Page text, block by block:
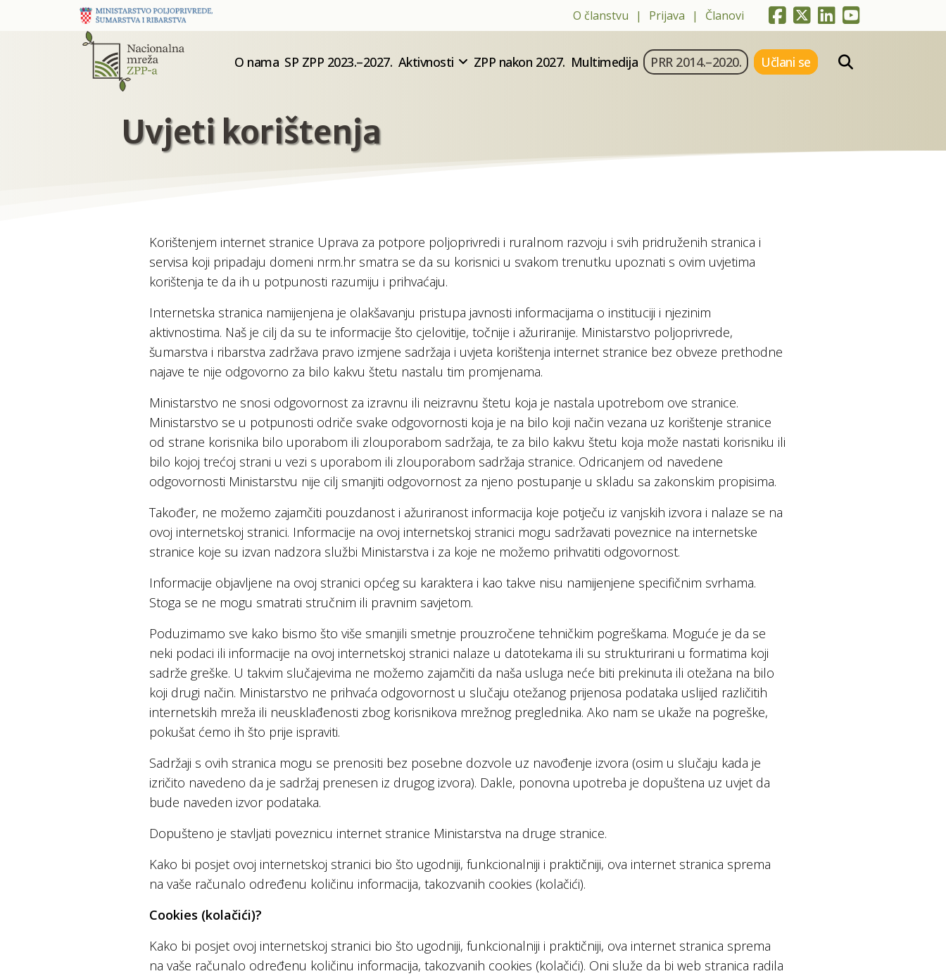
O članstvu Prijava Članovi
O nama SP ZPP 2023.–2027. Aktivnosti ZPP nakon 2027. Multimedija PRR 2014.–2020. Učlani se
Uvjeti korištenja
Korištenjem internet stranice Uprava za potpore poljoprivredi i ruralnom razvoju i svih pridruženih stranica i
servisa koji pripadaju domeni nrm.hr smatra se da su korisnici u svakom trenutku upoznati s ovim uvjetima
korištenja te da ih u potpunosti razumiju i prihvaćaju.
Internetska stranica namijenjena je olakšavanju pristupa javnosti informacijama o instituciji i njezinim
aktivnostima. Naš je cilj da su te informacije što cjelovitije, točnije i ažuriranije. Ministarstvo poljoprivrede,
šumarstva i ribarstva zadržava pravo izmjene sadržaja i uvjeta korištenja internet stranice bez obveze prethodne
najave te nije odgovorno za bilo kakvu štetu nastalu tim promjenama.
Ministarstvo ne snosi odgovornost za izravnu ili neizravnu štetu koja je nastala upotrebom ove stranice.
Ministarstvo se u potpunosti odriče svake odgovornosti koja je na bilo koji način vezana uz korištenje stranice
od strane korisnika bilo uporabom ili zlouporabom sadržaja, te za bilo kakvu štetu koja može nastati korisniku ili
bilo kojoj trećoj strani u vezi s uporabom ili zlouporabom sadržaja stranice. Odricanjem od navedene
odgovornosti Ministarstvu nije cilj smanjiti odgovornost za njeno postupanje u skladu sa zakonskim propisima.
Također, ne možemo zajamčiti pouzdanost i ažuriranost informacija koje potječu iz vanjskih izvora i nalaze se na
ovoj internetskoj stranici. Informacije na ovoj internetskoj stranici mogu sadržavati poveznice na internetske
stranice koje su izvan nadzora službi Ministarstva i za koje ne možemo prihvatiti odgovornost.
Informacije objavljene na ovoj stranici općeg su karaktera i kao takve nisu namijenjene specifičnim svrhama.
Stoga se ne mogu smatrati stručnim ili pravnim savjetom.
Poduzimamo sve kako bismo što više smanjili smetnje prouzročene tehničkim pogreškama. Moguće je da se
neki podaci ili informacije na ovoj internetskoj stranici nalaze u datotekama ili su strukturirani u formatima koji
sadrže greške. U takvim slučajevima ne možemo zajamčiti da naša usluga neće biti prekinuta ili otežana na bilo
koji drugi način. Ministarstvo ne prihvaća odgovornost u slučaju otežanog prijenosa podataka uslijed različitih
internetskih mreža ili neusklađenosti zbog korisnikova mrežnog preglednika. Ako nam se ukaže na pogreške,
pokušat ćemo ih što prije ispraviti.
Sadržaji s ovih stranica mogu se prenositi bez posebne dozvole uz navođenje izvora (osim u slučaju kada je
izričito navedeno da je sadržaj prenesen iz drugog izvora). Dakle, ponovna upotreba je dopuštena uz uvjet da
bude naveden izvor podataka.
Dopušteno je stavljati poveznicu internet stranice Ministarstva na druge stranice.
Kako bi posjet ovoj internetskoj stranici bio što ugodniji, funkcionalniji i praktičniji, ova internet stranica sprema
na vaše računalo određenu količinu informacija, takozvanih cookies (kolačići).
Cookies (kolačići)?
Kako bi posjet ovoj internetskoj stranici bio što ugodniji, funkcionalniji i praktičniji, ova internet stranica sprema
na vaše računalo određenu količinu informacija, takozvanih cookies (kolačići). Oni služe da bi web stranica radila